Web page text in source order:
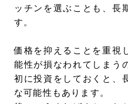
ッチンを選ぶことも、長
す。
価格を抑えることを重視
能性が損なわれてしまう
初に投資をしておくと、
な可能性もあります。